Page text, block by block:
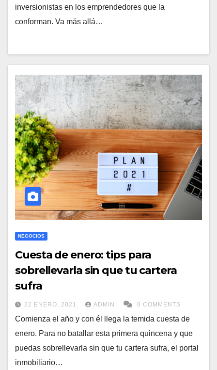
inversionistas en los emprendedores que la
conforman. Va más allá…
NEGOCIOS
Cuesta de enero: tips para
sobrellevarla sin que tu cartera
sufra
22 ENERO, 2021 ADMIN 0 COMMENTS
Comienza el año y con él llega la temida cuesta de
enero. Para no batallar esta primera quincena y que
puedas sobrellevarla sin que tu cartera sufra, el portal
inmobiliario…